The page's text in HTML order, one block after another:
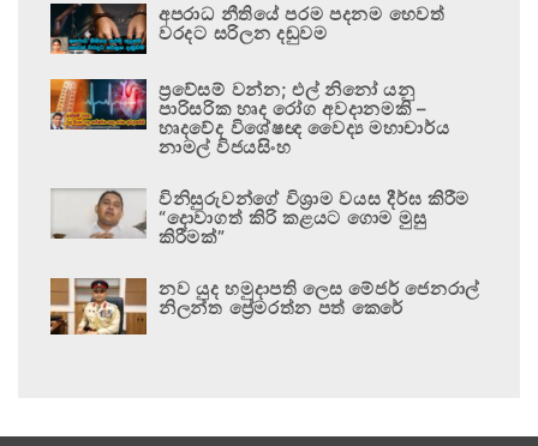
අපරාධ නීතියේ පරම පදනම හෙවත්
වරදට සරිලන දඬුවම
ප්‍රවේසම් වන්න; එල් නිනෝ යනු
පාරිසරික හෘද රෝග අවදානමකි –
හෘදවේද විශේෂඥ වෛද්‍ය මහාචාර්ය
නාමල් විජයසිංහ
විනිසුරුවන්ගේ විශ්‍රාම වයස දීර්ඝ කිරීම
“දොවාගත් කිරි කළයට ගොම මුසු
කිරීමක්”
නව යුද හමුදාපති ලෙස මේජර් ජෙනරාල්
නිලන්ත ප්‍රේමරත්න පත් කෙරේ